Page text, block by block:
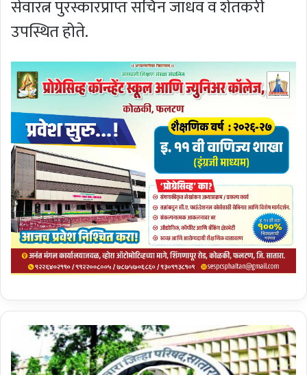
सेवारत्न पुरस्कारप्राप्त सचिन जाधव व शेतकरी
उपस्थित होते.
से